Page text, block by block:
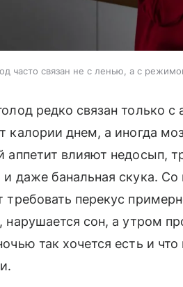
часто связан не с ленью, а с
редко связан только
калории днем, а иногда
аппетит влияют недосып,
даже банальная скука.
требовать перекус
нарушается сон, а утром
так хочется есть и